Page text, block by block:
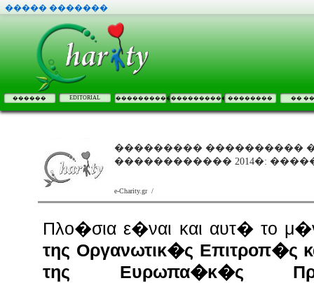
����� �������
������ EDITORIAL �������������������� �������� ��
��������� ����������
������������ 2014�:
e-Charity.gr /
Πλο�σια ε�ναι και αυτ� το
της Οργανωτικ�ς Επιτροπ�ς
της Ευρωπα�κ�ς